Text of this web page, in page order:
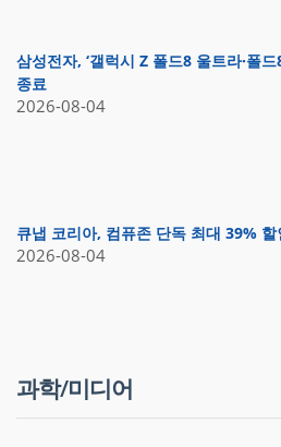
삼성전자, ‘갤럭시 Z 폴드8 울트라·폴
종료
2026-08-04
큐냅 코리아, 컴퓨존 단독 최대 39%
2026-08-04
과학/미디어